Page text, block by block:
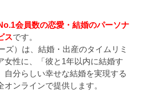
会員数の恋愛・結婚のパーソナ
スです。
ズ）は、結婚・出産のタイムリミ
女性に、「彼と1年以内に結婚す
自分らしい幸せな結婚を実現する
ンラインで提供します。